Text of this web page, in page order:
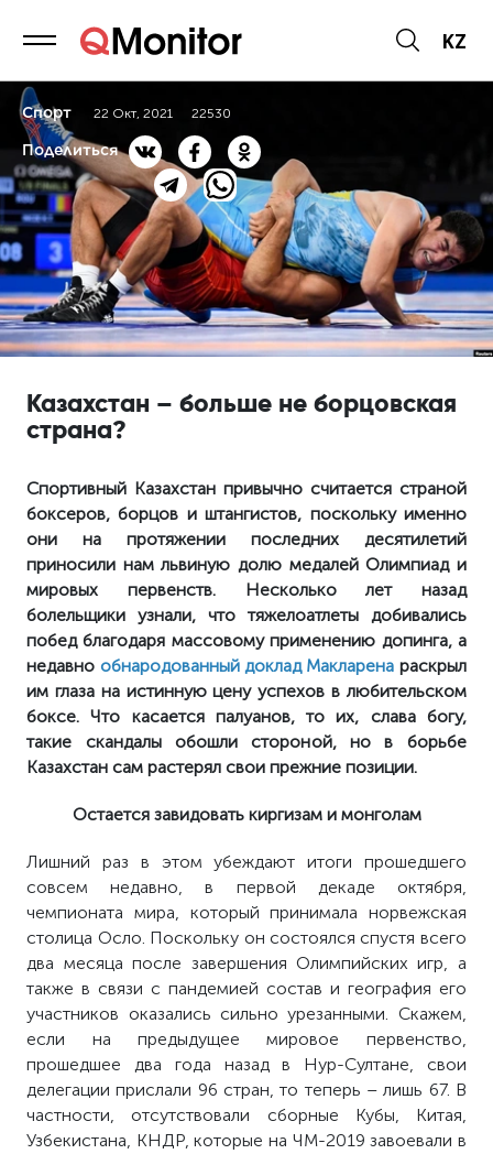
KZ
Спорт 22 Окт, 2021 22530
Поделиться
Казахстан – больше не борцовская
страна?
Спортивный Казахстан привычно считается страной
боксеров, борцов и штангистов, поскольку именно
они на протяжении последних десятилетий
приносили нам львиную долю медалей Олимпиад и
мировых первенств. Несколько лет назад
болельщики узнали, что тяжелоатлеты добивались
побед благодаря массовому применению допинга, а
недавно обнародованный доклад Макларена раскрыл
им глаза на истинную цену успехов в любительском
боксе. Что касается палуанов, то их, слава богу,
такие скандалы обошли стороной, но в борьбе
Казахстан сам растерял свои прежние позиции.
Остается завидовать киргизам и монголам
Лишний раз в этом убеждают итоги прошедшего
совсем недавно, в первой декаде октября,
чемпионата мира, который принимала норвежская
столица Осло. Поскольку он состоялся спустя всего
два месяца после завершения Олимпийских игр, а
также в связи с пандемией состав и география его
участников оказались сильно урезанными. Скажем,
если на предыдущее мировое первенство,
прошедшее два года назад в Нур-Султане, свои
делегации прислали 96 стран, то теперь – лишь 67. В
частности, отсутствовали сборные Кубы, Китая,
Узбекистана, КНДР, которые на ЧМ-2019 завоевали в